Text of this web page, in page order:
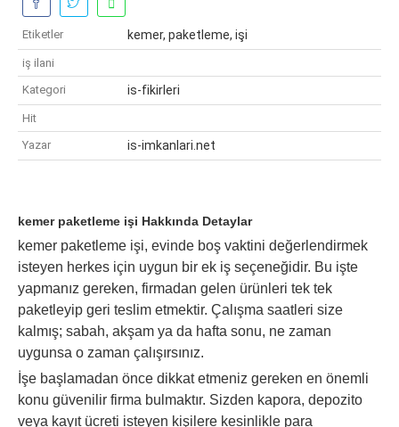
Etiketler kemer, paketleme, işi
iş ilani
Kategori
is-fikirleri
Hit
Yazar
is-imkanlari.net
kemer paketleme işi Hakkında Detaylar
kemer paketleme işi, evinde boş vaktini değerlendirmek
isteyen herkes için uygun bir ek iş seçeneğidir. Bu işte
yapmanız gereken, firmadan gelen ürünleri tek tek
paketleyip geri teslim etmektir. Çalışma saatleri size
kalmış; sabah, akşam ya da hafta sonu, ne zaman
uygunsa o zaman çalışırsınız.
İşe başlamadan önce dikkat etmeniz gereken en önemli
konu güvenilir firma bulmaktır. Sizden kapora, depozito
veya kayıt ücreti isteyen kişilere kesinlikle para